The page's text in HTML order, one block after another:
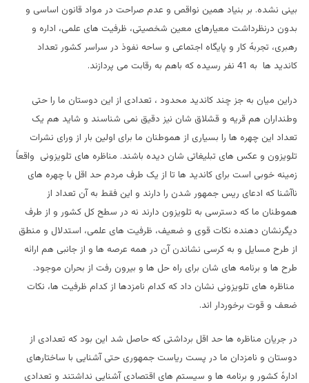
بینی نشده. بر بنیاد همین نواقص و عدم صراحت در مواد قانون اساسی و
بدون درنظرداشت معیارهای معین شخصیتی، ظرفیت های علمی، اداره و
رهبری، تجربهً کار و پایگاه اجتماعی و ساحه نفوذ در سراسر کشور تعداد
کاندید ها به 41 نفر رسیده که باهم به رقابت می پردازند.
دراین میان به جز چند کاندید محدود ، تعدادی از این دوستان ما را حتی
وطنداران هم قریه و قشلاق شان نیز دقیق نمی شناسند و شاید هم یک
تعداد این چهره ها را بسیاری از هموطنان ما برای اولین بار از ورای نشرات
تلویزون و عکس های تبلیغاتی شان دیده باشند. مناظره های تلویزونی واقعاً
زمینه خوبی است برای کاندید ها تا از یک طرف مردم حد اقل با چهره های
ناآشنا که ادعای ریس جمهور شدن را دارند و این فقط به آن تعداد از
هموطنان ما که دسترسی به تلویزون دارند نه در سطح کل کشور و از طرف
دیگرنشان دهنده نکات قوی و ضعیف، ظرفیت های علمی، استدلال و منطق
از طرح مسایل و به کرسی نشاندن آن در همه عرصه ها و از جانبی هم ارائه
طرح ها و برنامه های شان برای راه حل ها و بیرون رفت از بحران موجود.
مناظره های تلویزونی نشان داد که کدام نامزدها از کدام ظرفیت ها، نکات
ضعف و قوت برخوردار اند.
در جریان مناظره ها حد اقل برداشتی که حاصل شد این بود که تعدادی از
دوستان و نامزدان ما در پست ریاست جمهوری حتی آشنایی با ساختارهای
ادارهً کشور و برنامه ها و سیستم های اقتصادی آشنایی نداشتند و تعدادی